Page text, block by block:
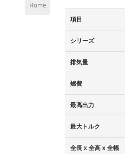
Home
項目
シリーズ
排気量
燃費
最高出力
最大トルク
全長 x 全高 x 全幅